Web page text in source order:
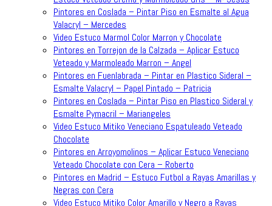
Pintores en Coslada – Pintar Piso en Esmalte al Agua
Valacryl – Mercedes
Video Estuco Marmol Color Marron y Chocolate
Pintores en Torrejon de la Calzada – Aplicar Estuco
Veteado y Marmoleado Marron – Angel
Pintores en Fuenlabrada – Pintar en Plastico Sideral –
Esmalte Valacryl – Papel Pintado – Patricia
Pintores en Coslada – Pintar Piso en Plastico Sideral y
Esmalte Pymacril – Mariangeles
Video Estuco Mitiko Veneciano Espatuleado Veteado
Chocolate
Pintores en Arroyomolinos – Aplicar Estuco Veneciano
Veteado Chocolate con Cera – Roberto
Pintores en Madrid – Estuco Futbol a Rayas Amarillas y
Negras con Cera
Video Estuco Mitiko Color Amarillo y Negro a Rayas